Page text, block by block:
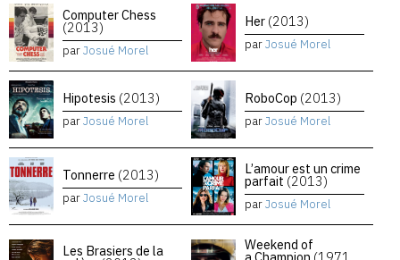
Computer Chess
(2013)
parJosué Morel
Her (2013)
parJosué Morel
Hipotesis (2013)
parJosué Morel
RoboCop (2013)
parJosué Morel
Tonnerre (2013)
parJosué Morel
L’amour est un crime
parfait (2013)
parJosué Morel
Les Brasiers de la Weekend of